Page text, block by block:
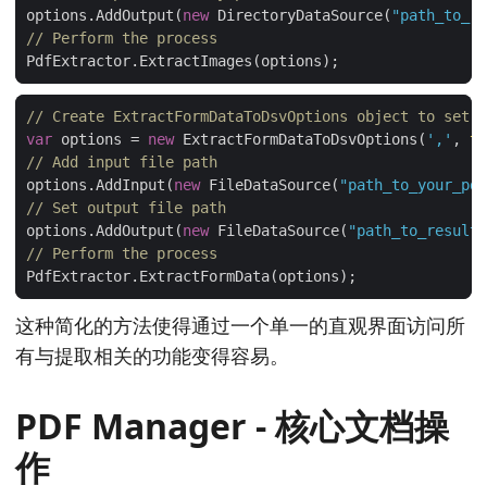
options.AddOutput(new DirectoryDataSource(
// Perform the process
// Create ExtractFormDataToDsvOptions object to set
var options = new ExtractFormDataToDsvOptions( ',' ,
// Add input file path
options.AddInput(new FileDataSource(
// Set output file path
options.AddOutput(new FileDataSource(
// Perform the process
这种简化的方法使得通过一个单一的直观界面访问所
有与提取相关的功能变得容易。
PDF Manager - 核心文档操
作